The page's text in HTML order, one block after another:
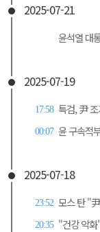
2025-07-21
윤석열 대
2025-07-19
17:58 특검, 尹
00:07 윤 구속적
2025-07-18
23:52 모스 탄 "
20:35 "건강 악